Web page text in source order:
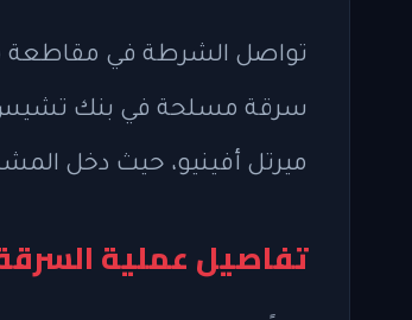
تواصل الشرطة في مقاطعة
سرقة مسلحة في بنك تشيس
ميرتل أفينيو، حيث دخل
تفاصيل عملية